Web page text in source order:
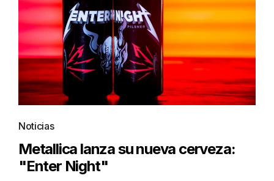
Noticias
Metallica lanza su nueva cerveza:
"Enter Night"